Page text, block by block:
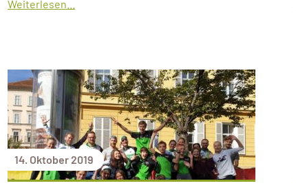
Weiterlesen...
14. Oktober 2019